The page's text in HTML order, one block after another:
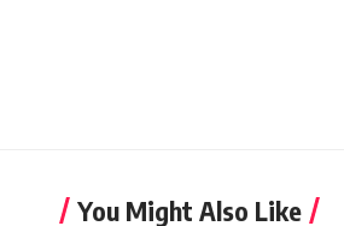
You Might Also Like